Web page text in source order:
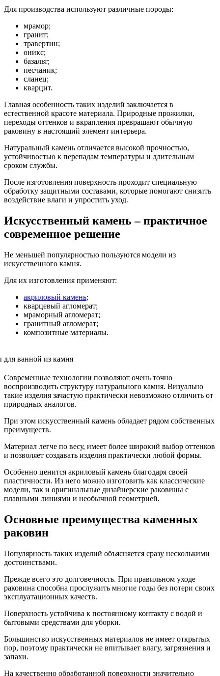
Для производства используют различные породы:
мрамор;
гранит;
травертин;
оникс;
базальт;
песчаник;
сланец;
кварцит.
Главная особенность таких изделий заключается в
естественной красоте материала. Природные прожилки,
переходы оттенков и вкрапления превращают обычную
раковину в настоящий элемент интерьера.
Натуральный камень отличается высокой прочностью,
устойчивостью к перепадам температуры и длительным
сроком службы.
После изготовления поверхность проходит специальную
обработку защитными составами, которые помогают снизить
воздействие влаги и упростить уход.
Искусственный камень – практичное
современное решение
Не меньшей популярностью пользуются модели из
искусственного камня.
Для их изготовления применяют:
акриловый камень;
кварцевый агломерат;
мраморный агломерат;
гранитный агломерат;
композитные материалы.
Современные технологии позволяют очень точно
воспроизводить структуру натурального камня. Визуально
такие изделия зачастую практически невозможно отличить от
природных аналогов.
При этом искусственный камень обладает рядом собственных
преимуществ.
Материал легче по весу, имеет более широкий выбор оттенков
и позволяет создавать изделия практически любой формы.
Особенно ценится акриловый камень благодаря своей
пластичности. Из него можно изготовить как классические
модели, так и оригинальные дизайнерские раковины с
плавными линиями и необычной геометрией.
Основные преимущества каменных
раковин
Популярность таких изделий объясняется сразу несколькими
достоинствами.
Прежде всего это долговечность. При правильном уходе
раковина способна прослужить многие годы без потери своих
эксплуатационных качеств.
Поверхность устойчива к постоянному контакту с водой и
бытовыми средствами для уборки.
Большинство искусственных материалов не имеет открытых
пор, поэтому практически не впитывает влагу, загрязнения и
запахи.
На качественно обработанной поверхности значительно